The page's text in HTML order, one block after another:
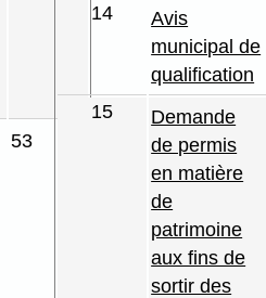
53
14
Avis
municipal de
qualification
15
Demande
de permis
en matière
de
patrimoine
aux fins de
sortir des